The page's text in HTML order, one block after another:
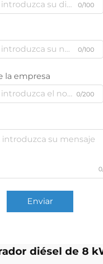
0/100
0/100
la empresa
0/200
Enviar
diésel de 8